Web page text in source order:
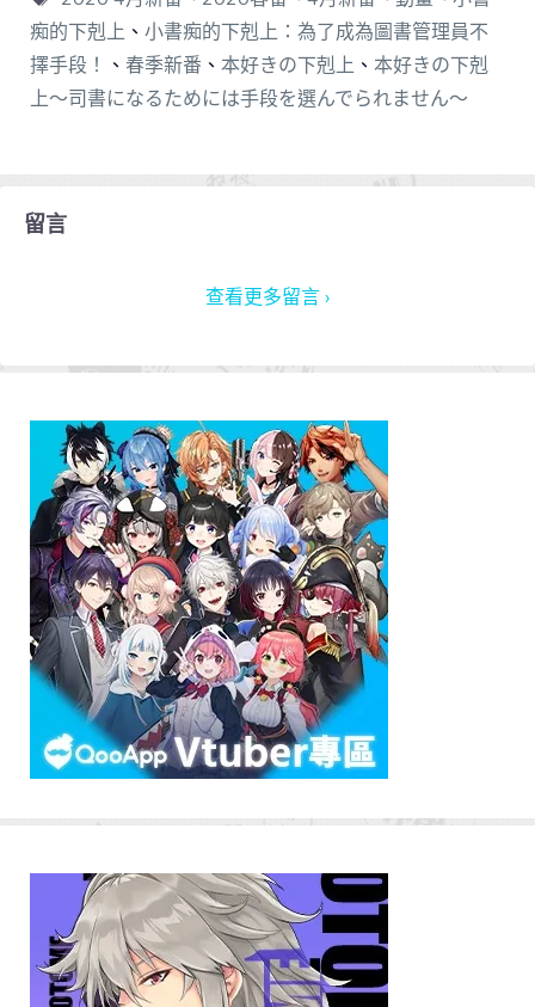
痴的下剋上 、 小書痴的下剋上：為了成為圖書管理員不
擇手段！
、 春季新番 、 本好きの下剋上 、 本好きの下剋
上〜司書になるためには手段を選んでられません〜
留言
查看更多留言 ›